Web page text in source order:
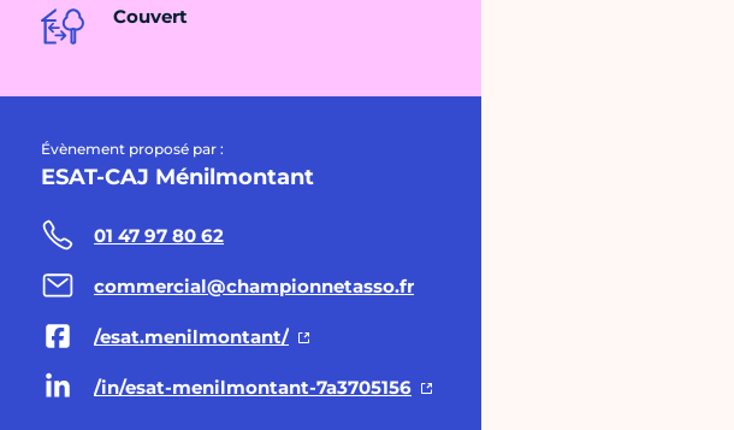
Couvert
Évènement proposé par :
ESAT-CAJ Ménilmontant
01 47 97 80 62
commercial@championnetasso.fr
/esat.menilmontant/
/in/esat-menilmontant-7a3705156